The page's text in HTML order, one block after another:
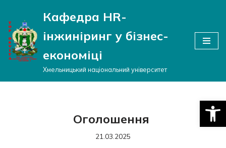
Перейти
до
вмісту
Кафедра HR-
інжиніринг у бізнес-
економіці
Хмельницький національний університет
Оголошення
21.03.2025